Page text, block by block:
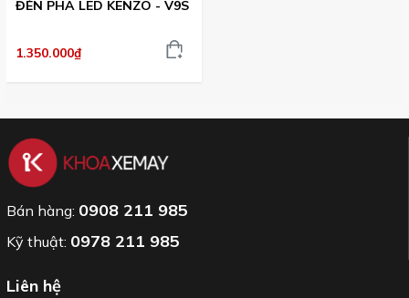
ĐÈN PHA LED KENZO - V9S
1.350.000₫
Bán hàng: 0908 211 985
Kỹ thuật: 0978 211 985
Liên hệ